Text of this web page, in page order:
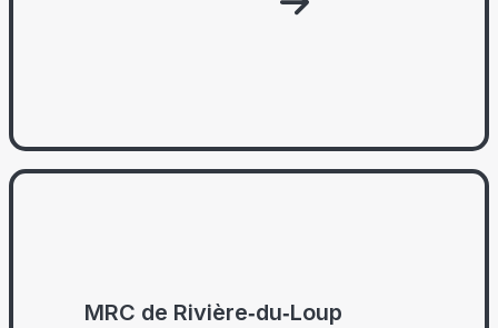
MRC de Rivière‑du‑Loup